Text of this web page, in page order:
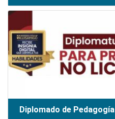
Diplomado de Pedagogía